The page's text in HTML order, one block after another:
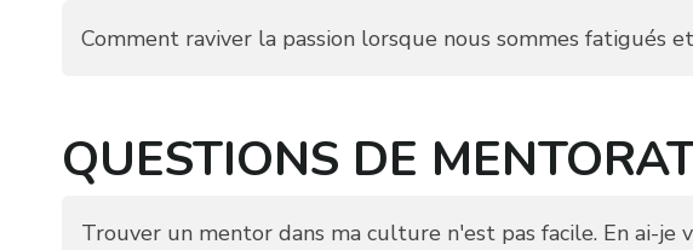
Comment raviver la passion lorsque nous sommes fatigués et
QUESTIONS DE
Trouver un mentor dans ma culture n'est pas facile. En ai-je